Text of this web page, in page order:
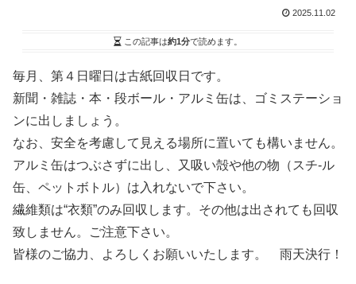
2025.11.02
この記事は約1分で読めます。
毎月、第４日曜日は古紙回収日です。
新聞・雑誌・本・段ボール・アルミ缶は、ゴミステーショ
ンに出しましょう。
なお、安全を考慮して見える場所に置いても構いません。
アルミ缶はつぶさずに出し、又吸い殻や他の物（スチ-ル
缶、ペットボトル）は入れないで下さい。
繊維類は“衣類”のみ回収します。その他は出されても回収
致しません。ご注意下さい。
皆様のご協力、よろしくお願いいたします。 雨天決行！